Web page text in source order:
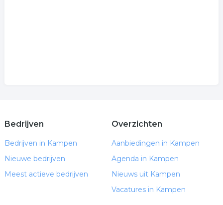
Bedrijven
Bedrijven in Kampen
Nieuwe bedrijven
Meest actieve bedrijven
Overzichten
Aanbiedingen in Kampen
Agenda in Kampen
Nieuws uit Kampen
Vacatures in Kampen